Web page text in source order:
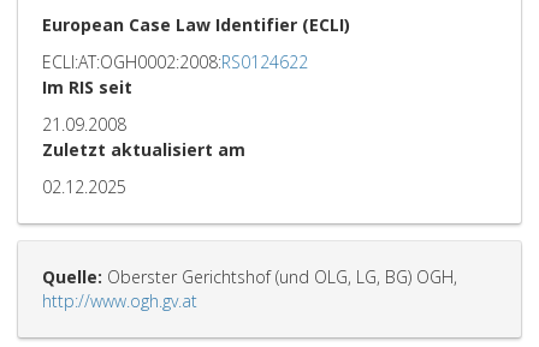
European Case Law Identifier (ECLI)
ECLI:AT:OGH0002:2008:RS0124622
Im RIS seit
21.09.2008
Zuletzt aktualisiert am
02.12.2025
Quelle: Oberster Gerichtshof (und OLG, LG, BG) OGH,
http://www.ogh.gv.at